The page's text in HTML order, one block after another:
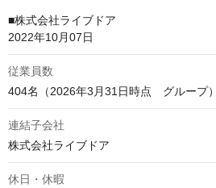
■株式会社ライブドア
2022年10月07日
従業員数
404名（2026年3月31日時点　グループ）
連結子会社
休日・休暇